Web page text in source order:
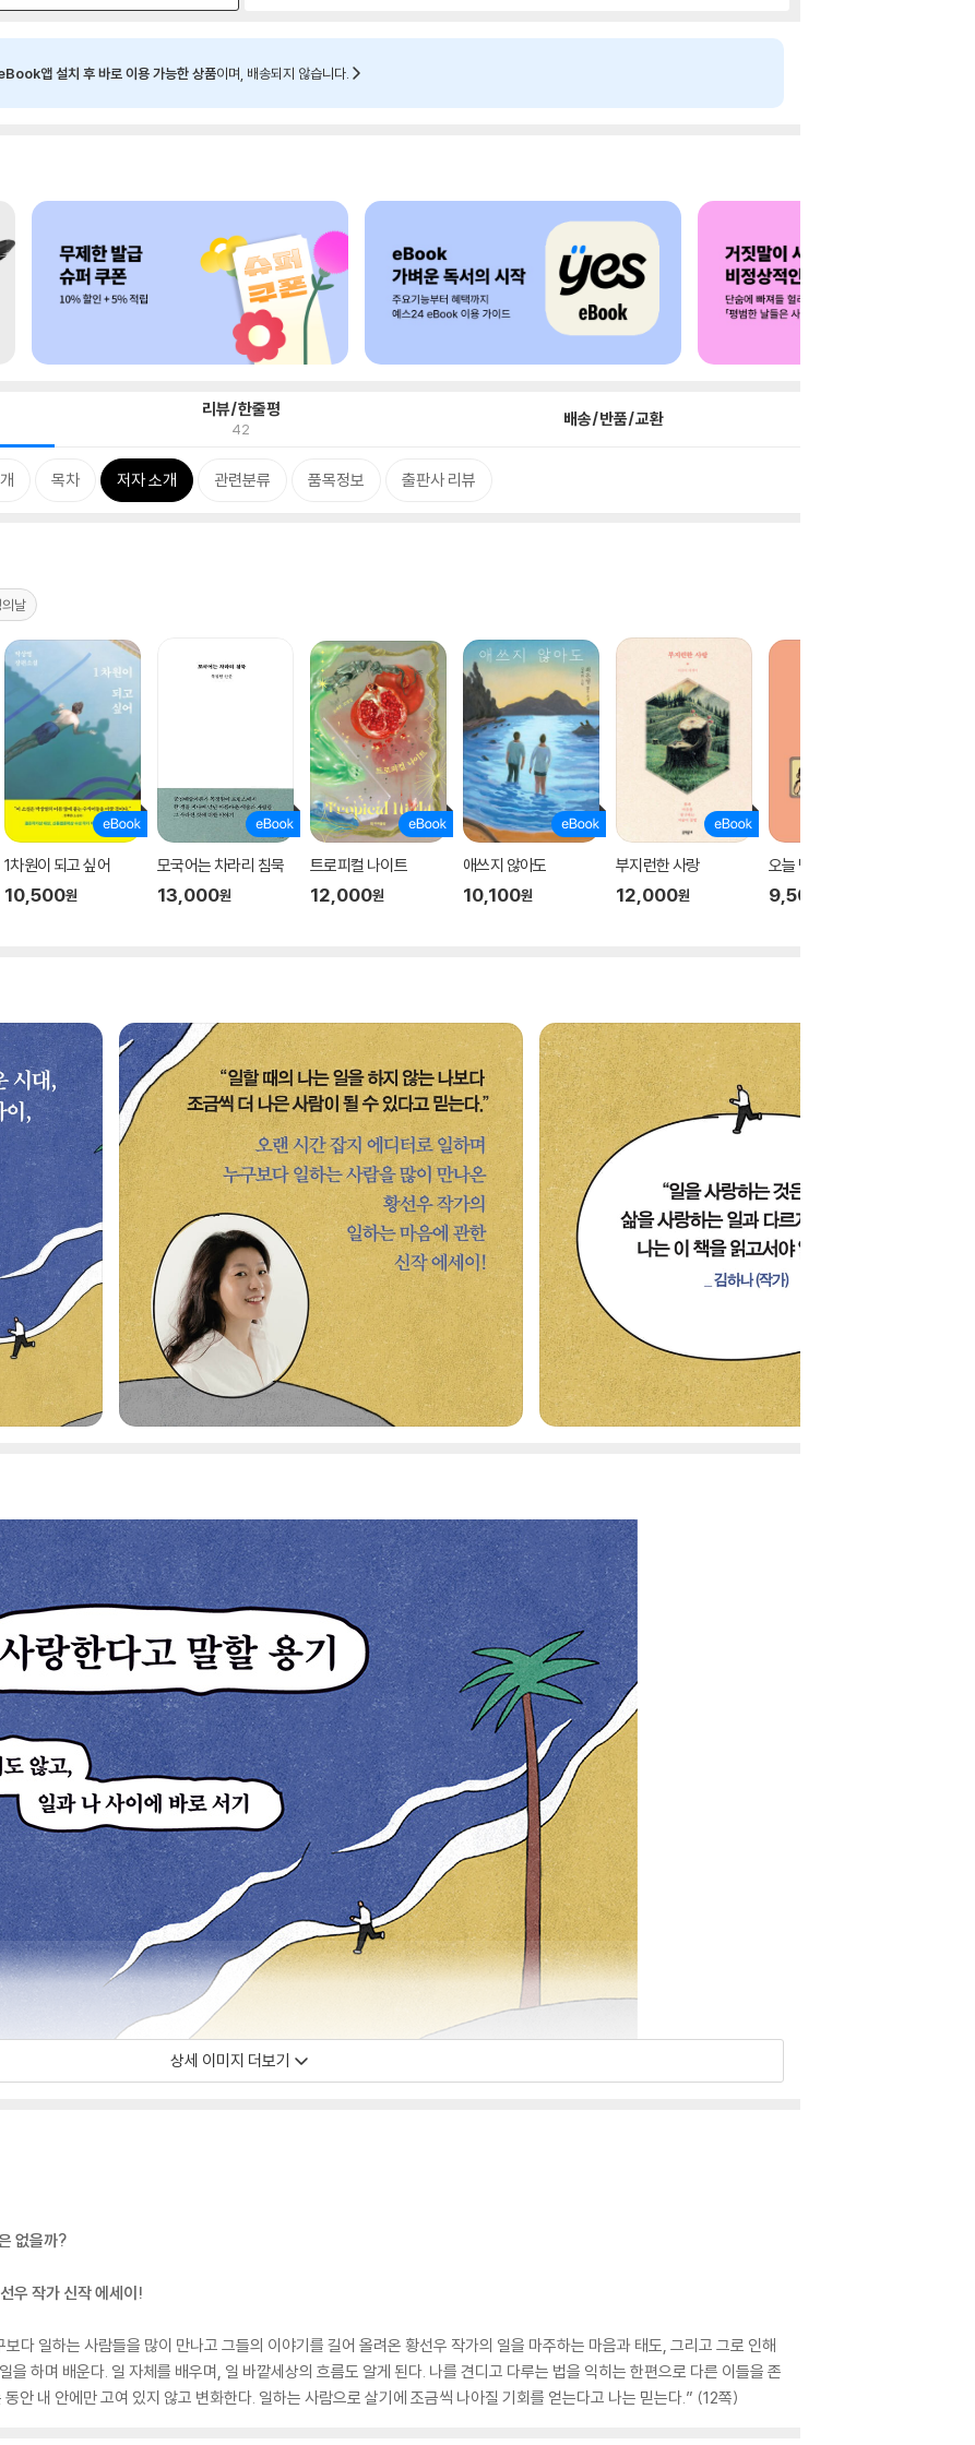
앱 설치 후 바로 이용 가능한 상품이며, 배송되지 않습니다.
리뷰/한줄평
42 배송/반품/교환
목차 저자 소개 관련분류 품목정보 출판사 리뷰
날
1차원이 되고 싶어
10,500원
모국어는 차라리 침묵
13,000원
트로피컬 나이트
12,000원
애쓰지 않아도
10,100원
부지런한 사랑
12,000원
오늘 밤은 굶고 자야지
9,500
상세 이미지 더보기
없을까?
선우 작가 신작 에세이!
다 일하는 사람들을 많이 만나고 그들의 이야기를 길어 올려온 황선우 작가의 일을 마주하는 마음과 태도, 그리고 그로 인해
을 하며 배운다. 일 자체를 배우며, 일 바깥세상의 흐름도 알게 된다. 나를 견디고 다루는 법을 익히는 한편으로 다른 이들을 존
안 내 안에만 고여 있지 않고 변화한다. 일하는 사람으로 살기에 조금씩 나아질 기회를 얻는다고 나는 믿는다.” (12쪽)